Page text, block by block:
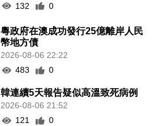
132
0
粵政府在澳成功發行25億離岸人民
幣地方債
2026-08-06 22:22
483
0
韓連續5天報告疑似高溫致死病例
2026-08-06 21:52
121
0